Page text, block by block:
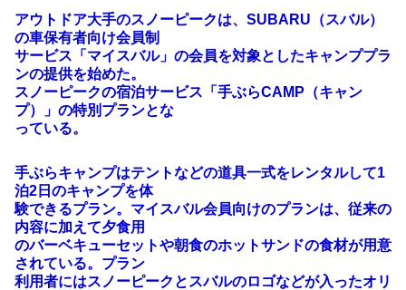
アウトドア大手のスノーピークは、SUBARU（スバル）
の車保有者向け会員制
サービス「マイスバル」の会員を対象としたキャンププラ
ンの提供を始めた。
スノーピークの宿泊サービス「手ぶらCAMP（キャン
プ）」の特別プランとな
っている。
手ぶらキャンプはテントなどの道具一式をレンタルして1
泊2日のキャンプを体
験できるプラン。マイスバル会員向けのプランは、従来の
内容に加えて夕食用
のバーベキューセットや朝食のホットサンドの食材が用意
されている。プラン
利用者にはスノーピークとスバルのロゴなどが入ったオリ